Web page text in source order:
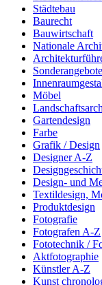
Städtebau
Baurecht
Bauwirtschaft
Nationale
Möbel
Gartendesign
Farbe
Grafik / Design
Designer A-Z
Design- und
Textildesign,
Produktdesign
Fotografie
Fotografen A-Z
Fototechnik /
Aktfotographie
Künstler A-Z
Kunst